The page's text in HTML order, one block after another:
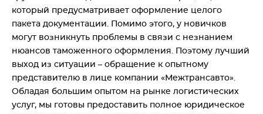
который предусматривает оформление целого
пакета документации. Помимо этого, у новичков
могут возникнуть проблемы в связи с незнанием
нюансов таможенного оформления. Поэтому лучший
выход из ситуации – обращение к опытному
представителю в лице компании «Межтрансавто».
Обладая большим опытом на рынке логистических
услуг, мы готовы предоставить полное юридическое